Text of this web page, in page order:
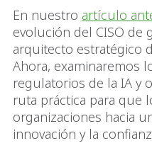
En nuestro artículo
evolución del CISO de
arquitecto estratégico
Ahora, examinaremos
regulatorios de la IA y
ruta práctica para que
organizaciones hacia
innovación y la